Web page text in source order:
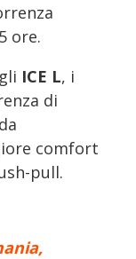
ore.
ICE L, i
di
comfort
pull.